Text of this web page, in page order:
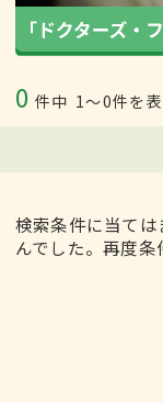
0 件中 1〜0件を
検索条件に当て
んでした。再度条